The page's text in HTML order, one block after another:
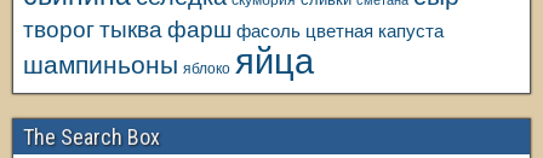
творогтыква фарш фасоль цветная капуста
шампиньоны яблоко яйца
The Search Box